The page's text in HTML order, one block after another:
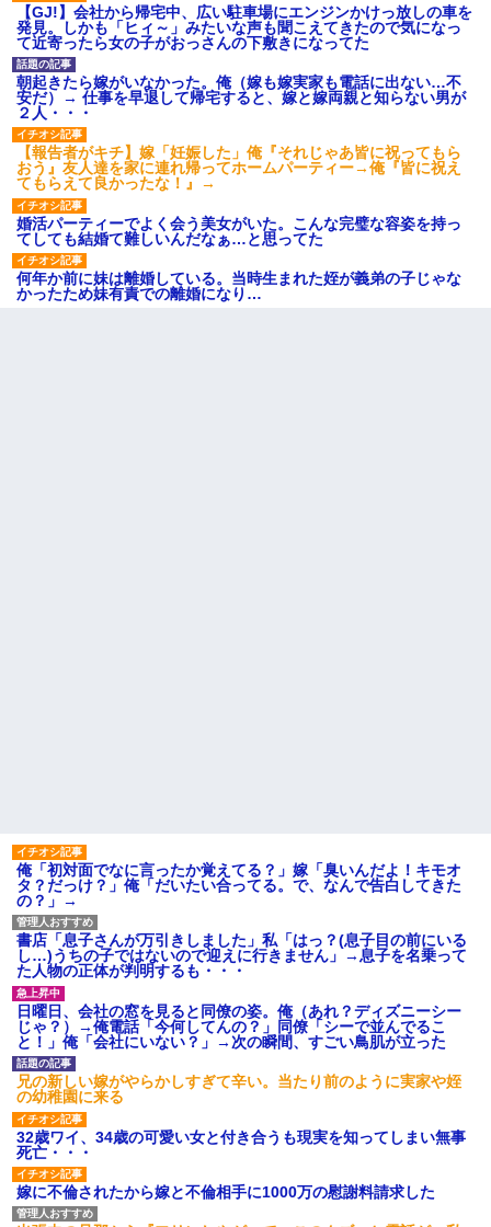
【GJ!】会社から帰宅中、広い駐車場にエンジンかけっ放しの車を
発見。しかも「ヒィ～」みたいな声も聞こえてきたので気になっ
て近寄ったら女の子がおっさんの下敷きになってた
朝起きたら嫁がいなかった。俺（嫁も嫁実家も電話に出ない…不
安だ）→ 仕事を早退して帰宅すると、嫁と嫁両親と知らない男が
２人・・・
【報告者がキチ】嫁「妊娠した」俺『それじゃあ皆に祝ってもら
おう』友人達を家に連れ帰ってホームパーティー→俺『皆に祝え
てもらえて良かったな！』→
婚活パーティーでよく会う美女がいた。こんな完璧な容姿を持っ
てしても結婚て難しいんだなぁ…と思ってた
何年か前に妹は離婚している。当時生まれた姪が義弟の子じゃな
かったため妹有責での離婚になり…
俺「初対面でなに言ったか覚えてる？」嫁「臭いんだよ！キモオ
タ？だっけ？」俺「だいたい合ってる。で、なんで告白してきた
の？」→
書店「息子さんが万引きしました」私「はっ？(息子目の前にいる
し…)うちの子ではないので迎えに行きません」→息子を名乗って
た人物の正体が判明するも・・・
日曜日、会社の窓を見ると同僚の姿。俺（あれ？ディズニーシー
じゃ？）→俺電話「今何してんの？」同僚「シーで並んでるこ
と！」俺「会社にいない？」→次の瞬間、すごい鳥肌が立った
兄の新しい嫁がやらかしすぎて辛い。当たり前のように実家や姪
の幼稚園に来る
32歳ワイ、34歳の可愛い女と付き合うも現実を知ってしまい無事
死亡・・・
嫁に不倫されたから嫁と不倫相手に1000万の慰謝料請求した